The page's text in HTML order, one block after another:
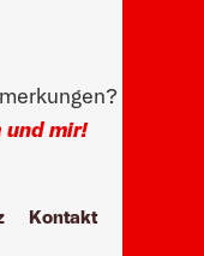
und mir!
Kontakt